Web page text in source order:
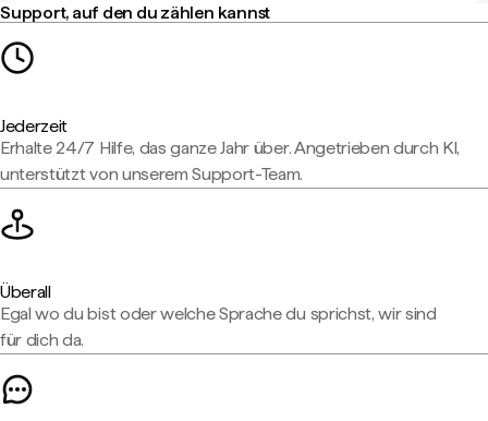
Support, auf den du zählen kannst
Jederzeit
Erhalte 24/7 Hilfe, das ganze Jahr über. Angetrieben durch KI,
unterstützt von unserem Support-Team.
Überall
Egal wo du bist oder welche Sprache du sprichst, wir sind
für dich da.